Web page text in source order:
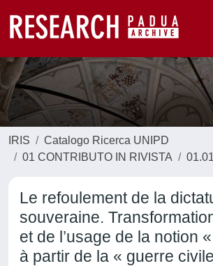
IRIS
Catalogo Ricerca UNIPD
01 CONTRIBUTO IN RIVISTA
Le refoulement de la
souveraine.
et de l’usage de la notion
à partir de la « guerre civile